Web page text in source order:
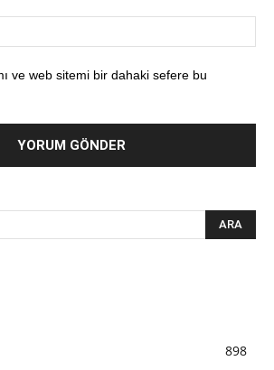
ve web sitemi bir dahaki sefere bu
898